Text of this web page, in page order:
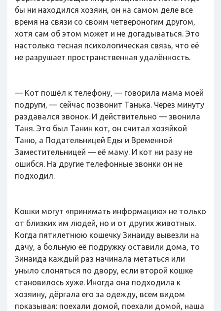
бы ни находился хозяин, он на самом деле все
время на связи со своим четвероногим другом,
хотя сам об этом может и не догадываться. Это
настолько тесная психологическая связь, что её
не разрушает пространственная удалённость.
— Кот пошёл к телефону, — говорила мама моей
подруги, — сейчас позвонит Танька. Через минуту
раздавался звонок. И действительно — звонила
Таня. Это был Танин кот, он считал хозяйкой
Таню, а Подательницей Еды и Временной
Заместительницей — её маму. И кот ни разу не
ошибся. На другие телефонные звонки он не
подходил.
Кошки могут «принимать информацию» не только
от близких им людей, но и от других животных.
Когда пятилетнюю кошечку Зинаиду вывезли на
дачу, а больную её подружку оставили дома, то
Зинаида каждый раз начинала метаться или
уныло слоняться по двору, если второй кошке
становилось хуже. Иногда она подходила к
хозяину, дёргала его за одежду, всем видом
показывая: поехали домой, поехали домой, наша